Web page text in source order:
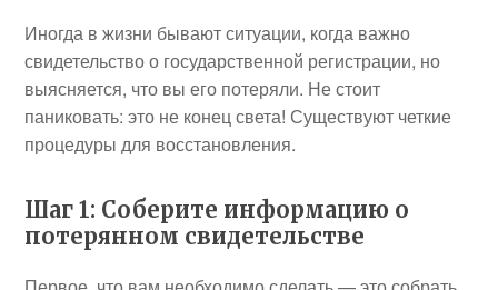
Иногда в жизни бывают ситуации, когда важно
свидетельство о государственной регистрации, но
выясняется, что вы его потеряли. Не стоит
паниковать: это не конец света! Существуют четкие
процедуры для восстановления.
Шаг 1: Соберите информацию о
потерянном свидетельстве